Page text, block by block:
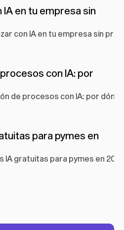
en tu empresa sin
con IA en tu empresa sin
con IA: por
de procesos con IA: por
para pymes en
IA gratuitas para pymes en 2024